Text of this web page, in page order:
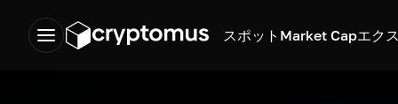
スポット Market Capエク